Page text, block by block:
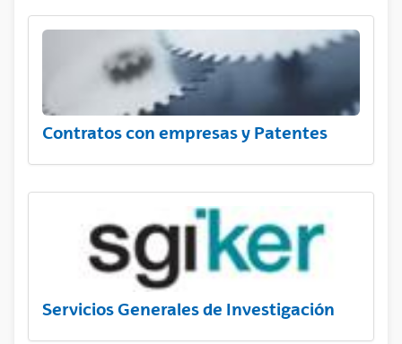
Contratos con empresas y Patentes
Servicios Generales de Investigación